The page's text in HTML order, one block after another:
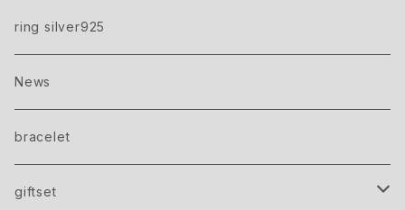
Mirror powder
brion
crash
silicon mat
Black
Silver
Gold
care＋gel one color
gel one color
Gel nail gift ticket
Beginner
Advanced
美容院で始めるフットジェルネイル講座
ring silver925
News
bracelet
giftset